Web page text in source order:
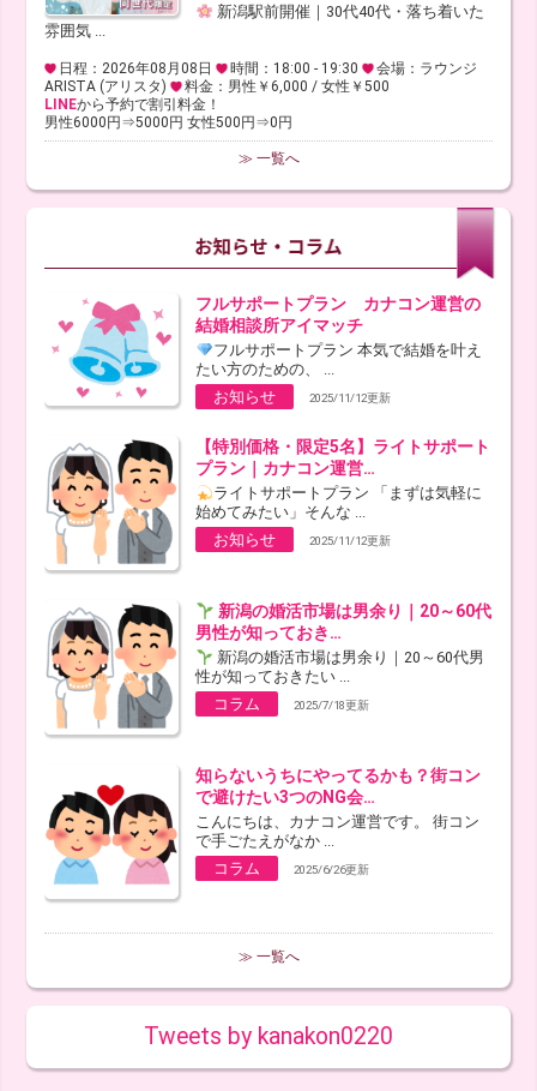
新潟駅前開催｜30代40代・落ち着いた
雰囲気 ...
日程：2026年08月08日 時間：18:00 - 19:30
会場：ラウンジ
ARISTA (アリスタ)
料金：男性￥6,000 / 女性￥500
LINEから予約で割引料金！
男性6000円⇒5000円 女性500円⇒0円
≫ 一覧へ
フルサポートプラン カナコン運営の
結婚相談所アイマッチ
フルサポートプラン 本気で結婚を叶え
たい方のための、 ...
お知らせ
2025/11/12更新
【特別価格・限定5名】ライトサポート
プラン｜カナコン運営…
ライトサポートプラン 「まずは気軽に
始めてみたい」そんな ...
お知らせ
2025/11/12更新
新潟の婚活市場は男余り｜20～60代
男性が知っておき…
新潟の婚活市場は男余り｜20～60代男
性が知っておきたい ...
コラム
2025/7/18更新
知らないうちにやってるかも？街コン
で避けたい3つのNG会…
こんにちは、カナコン運営です。 街コン
で手ごたえがなか ...
コラム
2025/6/26更新
≫ 一覧へ
Tweets by kanakon0220